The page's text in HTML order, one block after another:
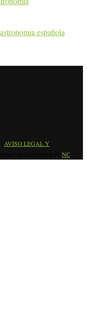
AVISO LEGAL Y
NC